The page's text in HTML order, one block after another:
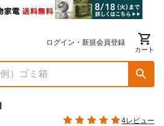
ログイン・新規会員登録
カート
4レビュー